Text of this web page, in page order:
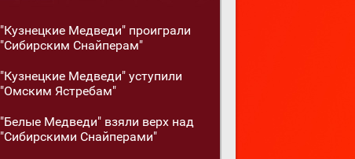
"Кузнецкие Медведи" проиграли
"Сибирским Снайперам"
"Кузнецкие Медведи" уступили
"Омским Ястребам"
"Белые Медведи" взяли верх над
"Сибирскими Снайперами"